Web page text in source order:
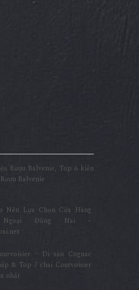
Rượu Balvenie, Top 6 kiến
Balvenie
Nên Lựa Chọn Cửa Hàng
Ngoại Đồng Nai –
– Di sản Cognac
& Top 7 chai Courvoisier
nhất